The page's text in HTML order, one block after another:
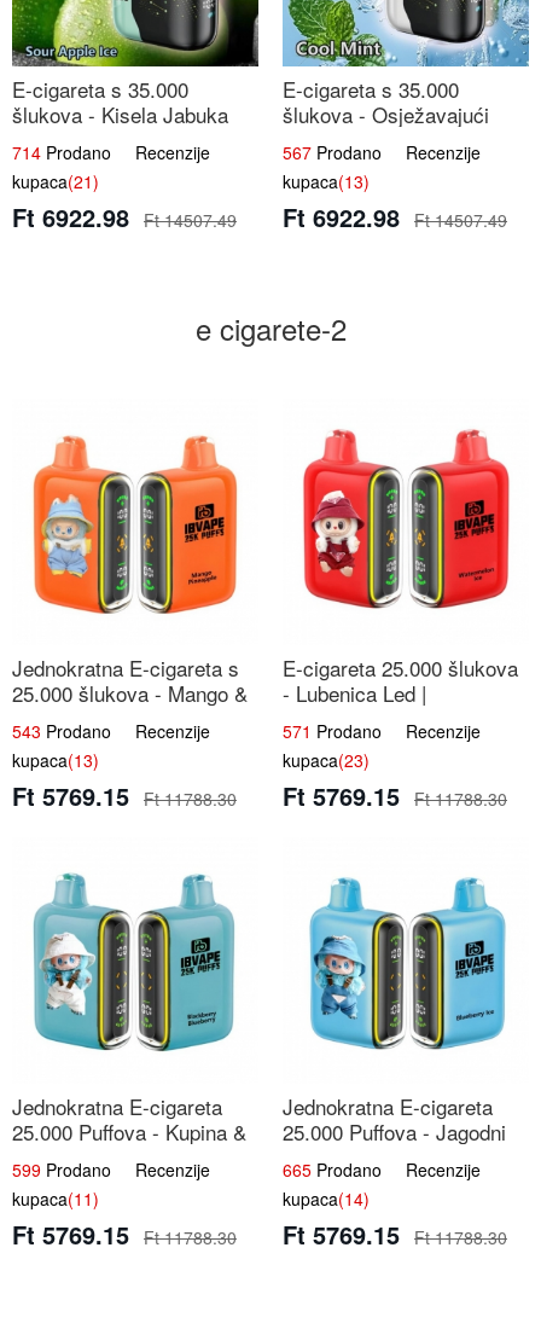
E-cigareta s 35.000
šlukova - Kisela Jabuka
Led | Osježavajući Kiselo-
Slatki Okus
714 Prodano Recenzije
kupaca(21)
Ft 6922.98 Ft 14507.49
E-cigareta s 35.000
šlukova - Osježavajući
Mentol | Čista i Svježa
Okus
567 Prodano Recenzije
kupaca(13)
Ft 6922.98 Ft 14507.49
e cigarete-2
Jednokratna E-cigareta s
25.000 šlukova - Mango &
Ananas | Egzotična Voćna
Mješavina
543 Prodano Recenzije
kupaca(13)
Ft 5769.15 Ft 11788.30
E-cigareta 25.000 šlukova
- Lubenica Led |
Osježavajući Ljetni Okus
571 Prodano Recenzije
kupaca(23)
Ft 5769.15 Ft 11788.30
Jednokratna E-cigareta
25.000 Puffova - Kupina &
Borovnica | Šumska Voćna
Mješavina
599 Prodano Recenzije
kupaca(11)
Ft 5769.15 Ft 11788.30
Jednokratna E-cigareta
25.000 Puffova - Jagodni
Sladoled | Kremasta Slatka
Okus
665 Prodano Recenzije
kupaca(14)
Ft 5769.15 Ft 11788.30